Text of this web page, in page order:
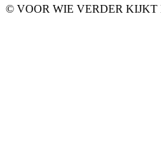
© VOOR WIE VERDER